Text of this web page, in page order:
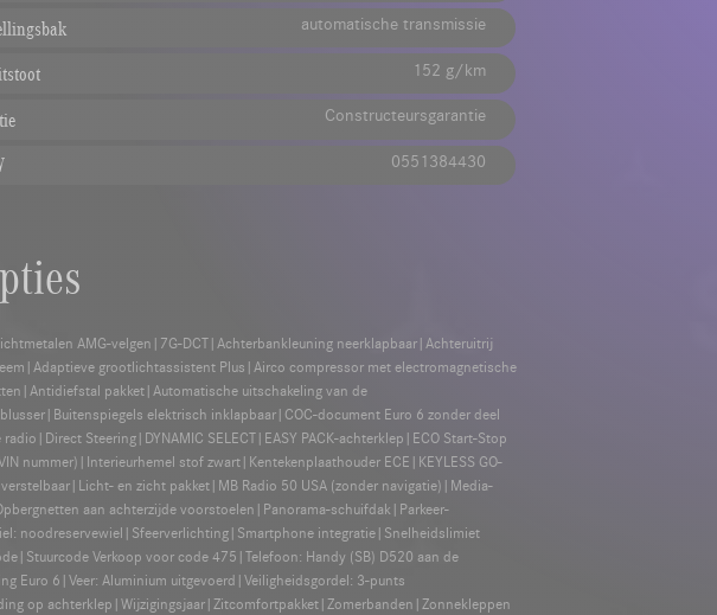
automatische transmissie
152 g/km
Constructeursgarantie
0551384430
AMG-velgen|7G-DCT|Achterbankleuning neerklapbaar|Achteruitrij
grootlichtassistent Plus|Airco compressor met electromagnetische
pakket|Automatische uitschakeling van de
elektrisch inklapbaar|COC-document Euro 6 zonder deel
Steering|DYNAMIC SELECT|EASY PACK-achterklep|ECO Start-Stop
nummer)|Interieurhemel stof zwart|Kentekenplaathouder ECE|KEYLESS GO-
en zicht pakket|MB Radio 50 USA (zonder navigatie)|Media-
aan achterzijde voorstoelen|Panorama-schuifdak|Parkeer-
noodreservewiel|Sfeerverlichting|Smartphone integratie|Snelheidslimiet
Verkoop voor code 475|Telefoon: Handy (SB) D520 aan de
Euro 6|Veer: Aluminium uitgevoerd|Veiligheidsgordel: 3-punts
op achterklep|Wijzigingsjaar|Zitcomfortpakket|Zomerbanden|Zonnekleppen